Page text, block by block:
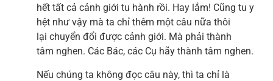
hết tất cả cảnh giới tu hành rồi. Hay lắm! Cũng tu y
hệt như vậy mà ta chỉ thêm một câu nữa thôi
lại chuyển đổi được cảnh giới. Mà phải thành
tâm nghen. Các Bác, các Cụ hãy thành tâm nghen.
Nếu chúng ta không đọc câu này, thì ta chỉ là